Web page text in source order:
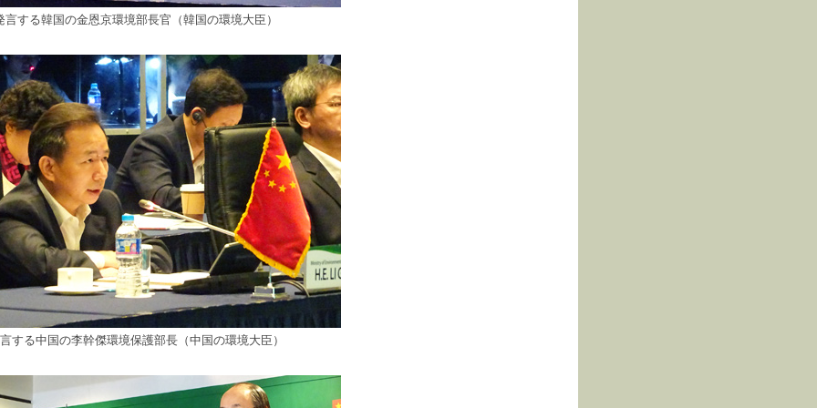
言する韓国の金恩京環境部長官（韓国の環境大臣）
する中国の李幹傑環境保護部長（中国の環境大臣）